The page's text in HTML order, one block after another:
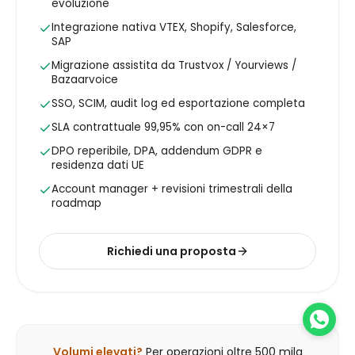
evoluzione
Integrazione nativa VTEX, Shopify, Salesforce,
SAP
Migrazione assistita da Trustvox / Yourviews /
Bazaarvoice
SSO, SCIM, audit log ed esportazione completa
SLA contrattuale 99,95% con on-call 24×7
DPO reperibile, DPA, addendum GDPR e
residenza dati UE
Account manager + revisioni trimestrali della
roadmap
Richiedi una proposta
Volumi elevati? Per operazioni oltre 500 mila